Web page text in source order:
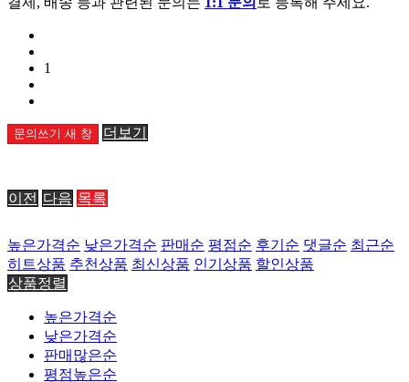
1
문의쓰기 새 창 더보기
이전 다음 목록
높은가격순 낮은가격순 판매순 평점순 후기순 댓글순 최근순
히트상품 추천상품 최신상품 인기상품 할인상품
상품정렬
높은가격순
낮은가격순
판매많은순
평점높은순